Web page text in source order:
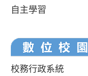
自主學習
校務行政系統